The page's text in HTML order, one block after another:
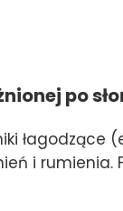
po
łagodzące
i rumienia.